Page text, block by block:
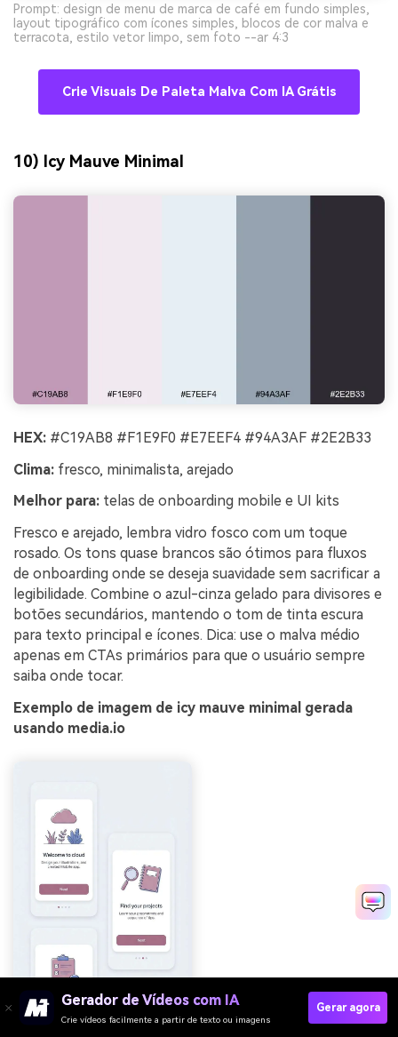
Prompt: design de menu de marca de café em fundo simples,
layout tipográfico com ícones simples, blocos de cor malva e
terracota, estilo vetor limpo, sem foto --ar 4:3
Crie Visuais De Paleta Malva Com IA Grátis
10) Icy Mauve Minimal
HEX: #C19AB8 #F1E9F0 #E7EEF4 #94A3AF #2E2B33
Clima: fresco, minimalista, arejado
Melhor para: telas de onboarding mobile e UI kits
Fresco e arejado, lembra vidro fosco com um toque
rosado. Os tons quase brancos são ótimos para fluxos
de onboarding onde se deseja suavidade sem sacrificar a
legibilidade. Combine o azul-cinza gelado para divisores e
botões secundários, mantendo o tom de tinta escura
para texto principal e ícones. Dica: use o malva médio
apenas em CTAs primários para que o usuário sempre
saiba onde tocar.
Exemplo de imagem de icy mauve minimal gerada
usando media.io
Gerador de Vídeos com IA
Crie vídeos facilmente a partir de texto ou imagens
Gerar agora